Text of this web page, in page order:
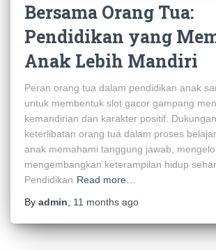
Bersama Orang Tua:
Pendidikan yang
Anak Lebih Mandiri
Peran orang tua dalam pendidikan anak
untuk membentuk slot gacor gampang
kemandirian dan karakter positif.
keterlibatan orang tua dalam proses
anak memahami tanggung jawab,
mengembangkan keterampilan hidup
Pendidikan Read more…
By admin, 11 months ago